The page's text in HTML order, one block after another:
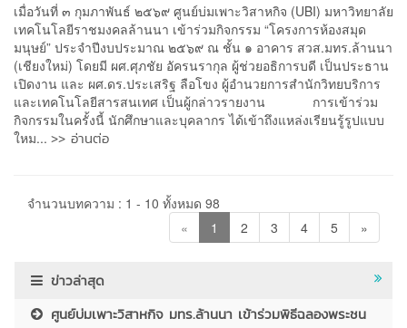
เมื่อวันที่ ๓ กุมภาพันธ์ ๒๕๖๙ ศูนย์บ่มเพาะวิสาหกิจ (UBI) มหาวิทยาลัย
เทคโนโลยีราชมงคลล้านนา เข้าร่วมกิจกรรม “โครงการห้องสมุด
มนุษย์” ประจำปีงบประมาณ ๒๕๖๙ ณ ชั้น ๑ อาคาร สวส.มทร.ล้านนา
(เชียงใหม่) โดยมี ผศ.ศุภชัย อัครนรากุล ผู้ช่วยอธิการบดี เป็นประธาน
เปิดงาน และ ผศ.ดร.ประเสริฐ ลือโขง ผู้อำนวยการสำนักวิทยบริการ
และเทคโนโลยีสารสนเทศ เป็นผู้กล่าวรายงาน การเข้าร่วม
กิจกรรมในครั้งนี้ นักศึกษาและบุคลากร ได้เข้าถึงแหล่งเรียนรู้รูปแบบ
ใหม... >> อ่านต่อ
จำนวนบทความ : 1 - 10 ทั้งหมด 98
«
1 2 3 4 5 »
ข่าวล่าสุด
ศูนย์บ่มเพาะวิสาหกิจ มทร.ล้านนา เข้าร่วมพิธีฉลองพระชน